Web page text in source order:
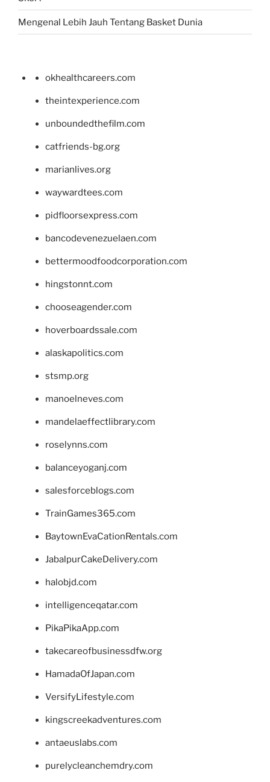
Mengenal Lebih Jauh Tentang Basket Dunia
okhealthcareers.com
theintexperience.com
unboundedthefilm.com
catfriends-bg.org
marianlives.org
waywardtees.com
pidfloorsexpress.com
bancodevenezuelaen.com
bettermoodfoodcorporation.com
hingstonnt.com
chooseagender.com
hoverboardssale.com
alaskapolitics.com
stsmp.org
manoelneves.com
mandelaeffectlibrary.com
roselynns.com
balanceyoganj.com
salesforceblogs.com
TrainGames365.com
BaytownEvaCationRentals.com
JabalpurCakeDelivery.com
halobjd.com
intelligenceqatar.com
PikaPikaApp.com
takecareofbusinessdfw.org
HamadaOfJapan.com
VersifyLifestyle.com
kingscreekadventures.com
antaeuslabs.com
purelycleanchemdry.com